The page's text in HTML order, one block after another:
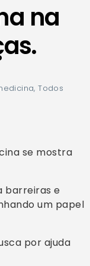
na
,Todos
se mostra
barreiras e
um papel
por ajuda